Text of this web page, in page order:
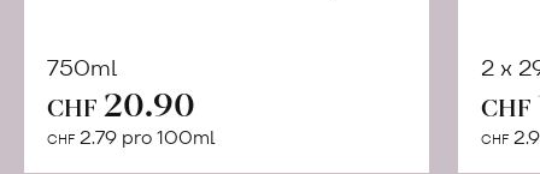
750ml
CHF 20.90
CHF 2.79 pro 100ml
Warenkorb
2 x
CHF
CHF